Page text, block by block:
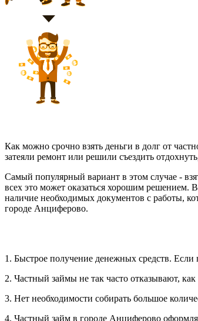
Как можно срочно взять деньги в долг от
затеяли ремонт или решили съездить
Самый популярный вариант в этом случае -
всех это может оказаться хорошим решением.
наличие необходимых документов с работы,
городе Анциферово.
1. Быстрое получение денежных средств.
2. Частный займы не так часто отказывают,
3. Нет необходимости собирать большое
4. Частный займ в городе Анциферово